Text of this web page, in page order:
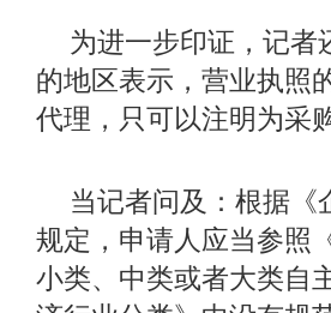
为进一步印证，记者
的地区表示，营业执照
代理，只可以注明为采
当记者问及：根据《
规定，申请人应当参照
小类、中类或者大类自